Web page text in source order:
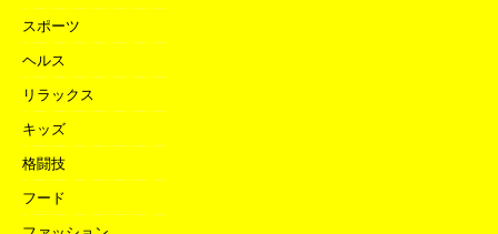
スポーツ
ヘルス
リラックス
キッズ
格闘技
フード